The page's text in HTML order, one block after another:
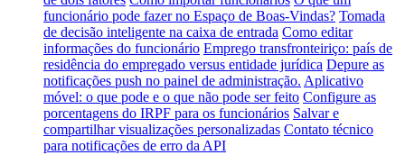
funcionário pode fazer no Espaço de Boas-Vindas? Tomada
de decisão inteligente na caixa de entrada Como editar
informações do funcionário Emprego transfronteiriço: país de
residência do empregado versus entidade jurídica Depure as
notificações push no painel de administração. Aplicativo
móvel: o que pode e o que não pode ser feito Configure as
porcentagens do IRPF para os funcionários Salvar e
compartilhar visualizações personalizadas Contato técnico
para notificações de erro da API